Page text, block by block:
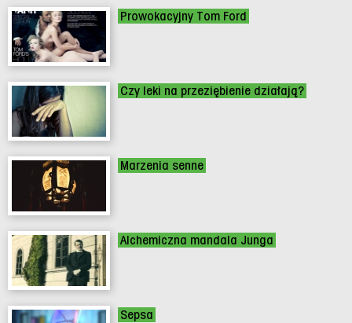
Prowokacyjny Tom Ford
Czy leki na przeziębienie działają?
Marzenia senne
Alchemiczna mandala Junga
Sepsa